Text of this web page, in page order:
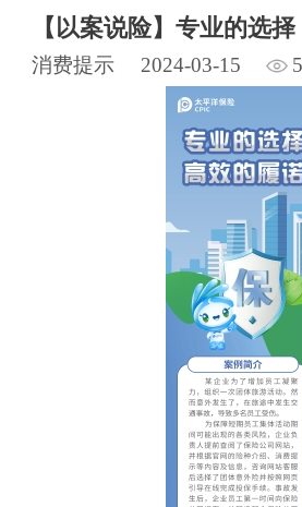
【以案说险】专业的选
消费提示 2024-03-15